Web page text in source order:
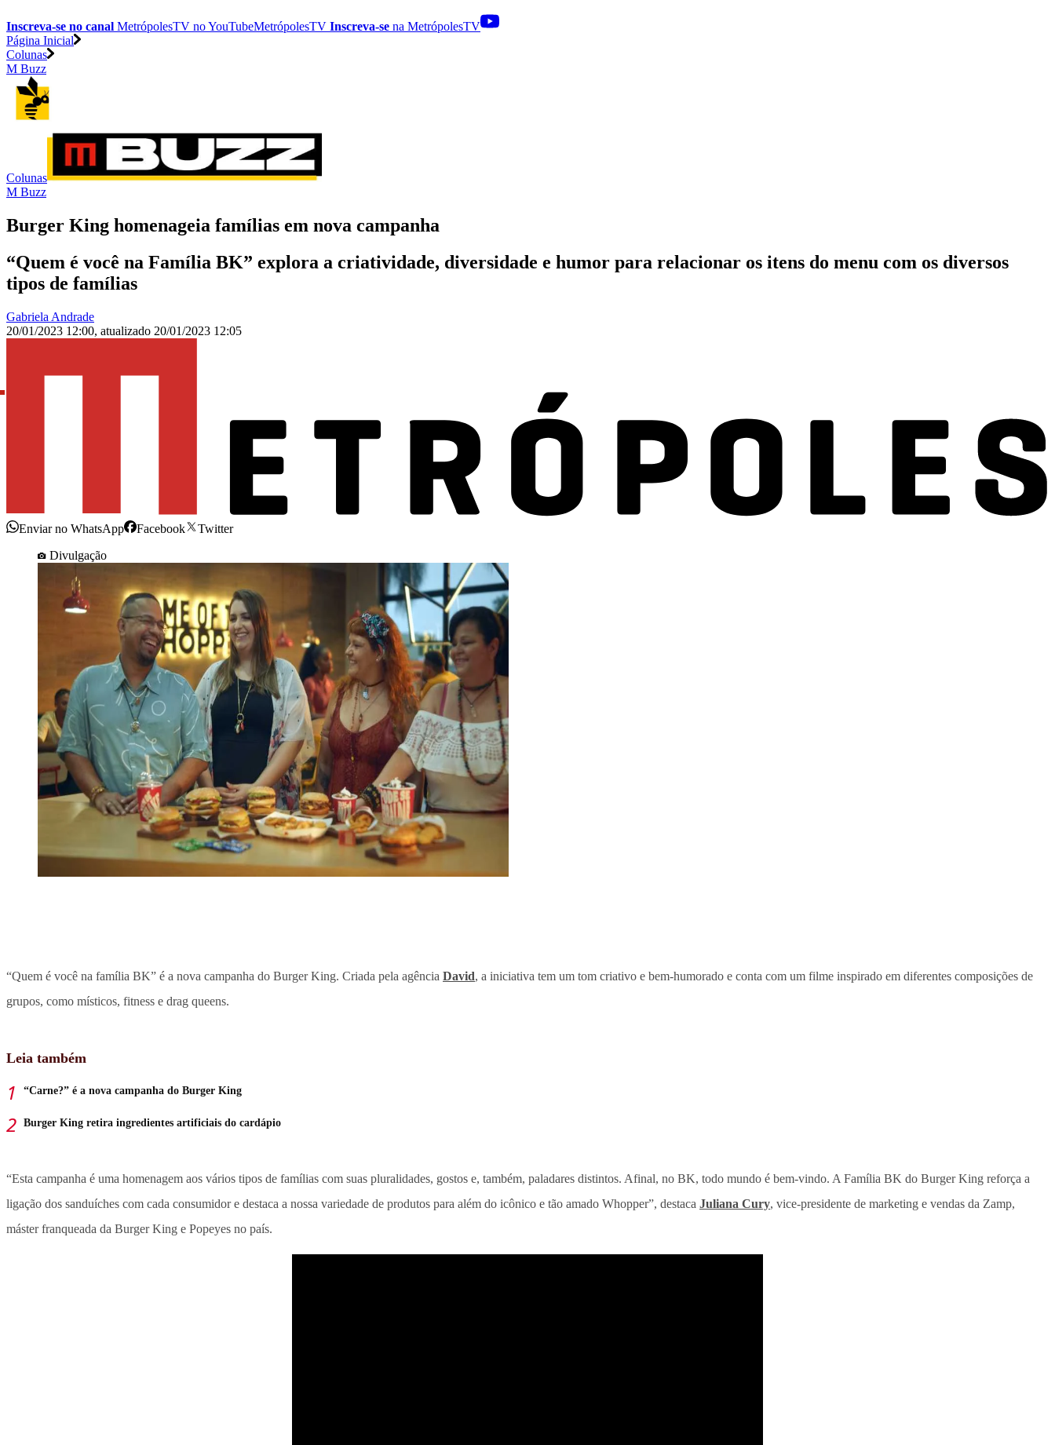
Inscreva-se no canal MetrópolesTV noYouTubeMetrópolesTV Inscreva-se na MetrópolesTV
Página Inicial
Colunas
M Buzz
Colunas
M Buzz
Burger King homenageia famílias em nova campanha
“Quem é você na Família BK” explora a criatividade, diversidade e humor para relacionar os itens do menu com os diversos
tipos de famílias
Gabriela Andrade
20/01/2023 12:00, atualizado 20/01/2023 12:05
Enviar no WhatsApp Facebook
Twitter
Divulgação
“Quem é você na família BK” é a nova campanha do Burger King. Criada pela agência David, a iniciativa tem um tom criativo e bem-humorado e conta com um filme inspirado em diferentes composições de
grupos, como místicos, fitness e drag queens.
Leia também
“Carne?” é a nova campanha do Burger King
Burger King retira ingredientes artificiais do cardápio
“Esta campanha é uma homenagem aos vários tipos de famílias com suas pluralidades, gostos e, também, paladares distintos. Afinal, no BK, todo mundo é bem-vindo. A Família BK do Burger King reforça a
ligação dos sanduíches com cada consumidor e destaca a nossa variedade de produtos para além do icônico e tão amado Whopper”, destaca Juliana Cury, vice-presidente de marketing e vendas da Zamp,
máster franqueada da Burger King e Popeyes no país.